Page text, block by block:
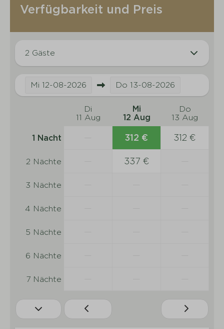
Verfügbarkeit und Preis
2 Gäste
Mi 12-08-2026 Do 13-08-2026
Di
11 Aug
Mi
12 Aug
Do
13 Aug
1 Nacht 312 € 312 €
2 Nächte 337 €
3 Nächte
4 Nächte
5 Nächte
6 Nächte
7 Nächte